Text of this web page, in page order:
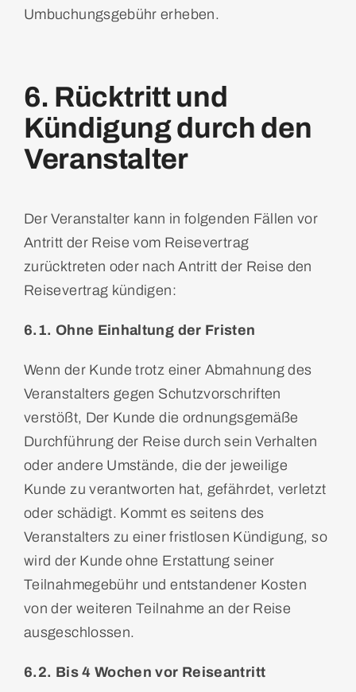
Umbuchungsgebühr erheben.
6. Rücktritt und
Kündigung durch den
Veranstalter
Der Veranstalter kann in folgenden Fällen vor
Antritt der Reise vom Reisevertrag
zurücktreten oder nach Antritt der Reise den
Reisevertrag kündigen:
6.1. Ohne Einhaltung der Fristen
Wenn der Kunde trotz einer Abmahnung des
Veranstalters gegen Schutzvorschriften
verstößt, Der Kunde die ordnungsgemäße
Durchführung der Reise durch sein Verhalten
oder andere Umstände, die der jeweilige
Kunde zu verantworten hat, gefährdet, verletzt
oder schädigt. Kommt es seitens des
Veranstalters zu einer fristlosen Kündigung, so
wird der Kunde ohne Erstattung seiner
Teilnahmegebühr und entstandener Kosten
von der weiteren Teilnahme an der Reise
ausgeschlossen.
6.2. Bis 4 Wochen vor Reiseantritt